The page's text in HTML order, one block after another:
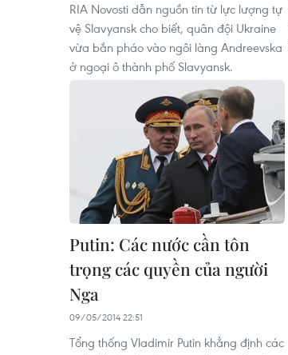
RIA Novosti dẫn nguồn tin từ lực lượng tự
vệ Slavyansk cho biết, quân đội Ukraine
vừa bắn pháo vào ngôi làng Andreevska
ở ngoại ô thành phố Slavyansk.
Putin: Các nước cần tôn
trọng các quyền của người
Nga
09/05/2014 22:51
Tổng thống Vladimir Putin khẳng định các